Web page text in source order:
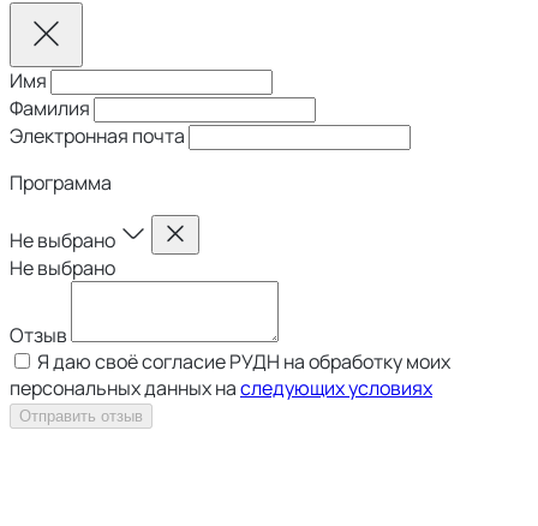
Имя
Фамилия
Электронная почта
Программа
Не выбрано
Не выбрано
Отзыв
Я даю своё согласие РУДН на обработку моих
персональных данных наследующих условиях
Отправить отзыв